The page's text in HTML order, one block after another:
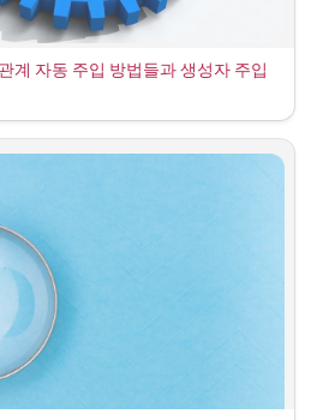
자동 주입 방법들과 생성자 주입